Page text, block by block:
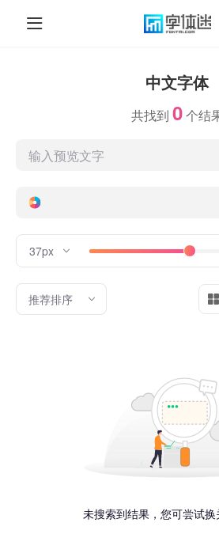
中文字体
共找到 0个结
推荐排序
37px
未搜索到结果，您可尝试